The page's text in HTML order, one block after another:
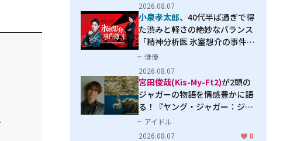
2026.08.07
小泉孝太郎、40代半ば過ぎで得
た渋みと軽さの絶妙なバランス
「精神分析医 氷室想介の事件簿
３」で見せる進化
俳優
2026.08.07
宮田俊哉(Kis-My-Ft2)が2頭の
ジャガーの物語を情感豊かに語
る！『ヤング・ジャガー：ジャ
ングル王への道』『ジャガーと
ウミガメの物語：熱帯林の守護
アイドル
2026.08.07
8